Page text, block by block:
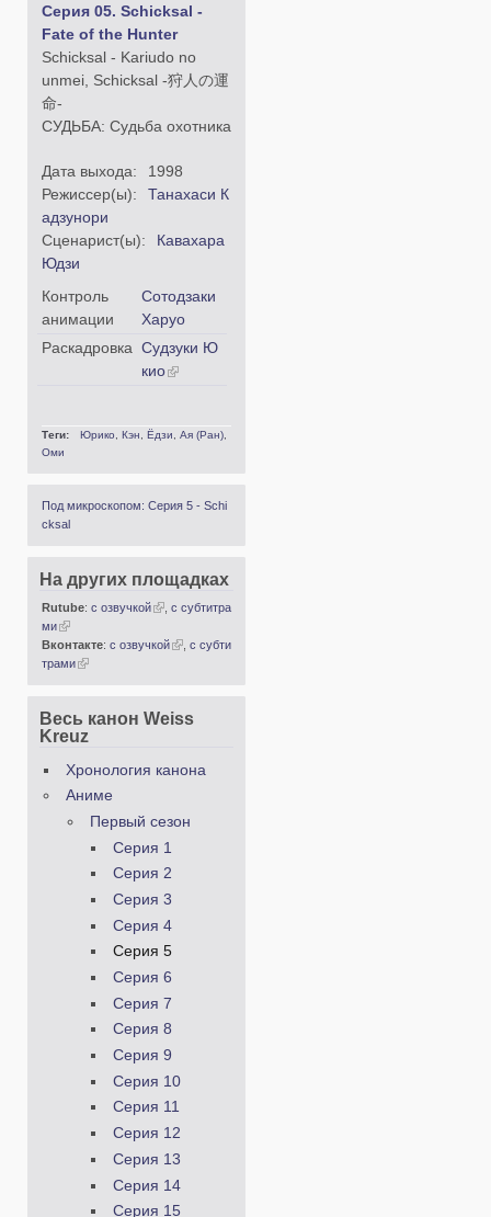
Серия 05. Schicksal -
Fate of the Hunter
Schicksal - Kariudo no
unmei, Schicksal -狩人の運
命-
СУДЬБА: Судьба охотника
Дата выхода:
1998
Режиссер(ы):
Танахаси К
адзунори
Сценарист(ы):
Кавахара
Юдзи
Контроль
анимации
Сотодзаки
Харуо
Раскадровка Судзуки Ю
кио
Теги: Юрико Кэн Ёдзи Ая (Ран)
Оми
Под микроскопом: Серия 5 - Schi
cksal
На других площадках
Rutube: с озвучкой
с субтитра
ми
Вконтакте: с озвучкой
с субти
трами
Весь канон Weiss
Kreuz
Хронология канона
Аниме
Первый сезон
Серия 1
Серия 2
Серия 3
Серия 4
Серия 5
Серия 6
Серия 7
Серия 8
Серия 9
Серия 10
Серия 11
Серия 12
Серия 13
Серия 14
Серия 15